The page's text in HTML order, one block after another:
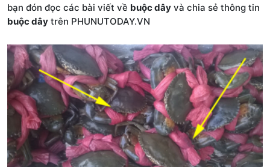
bạn đón đọc các bài viết về buộc dây và chia sẻ thông tin
buộc dây trên PHUNUTODAY.VN